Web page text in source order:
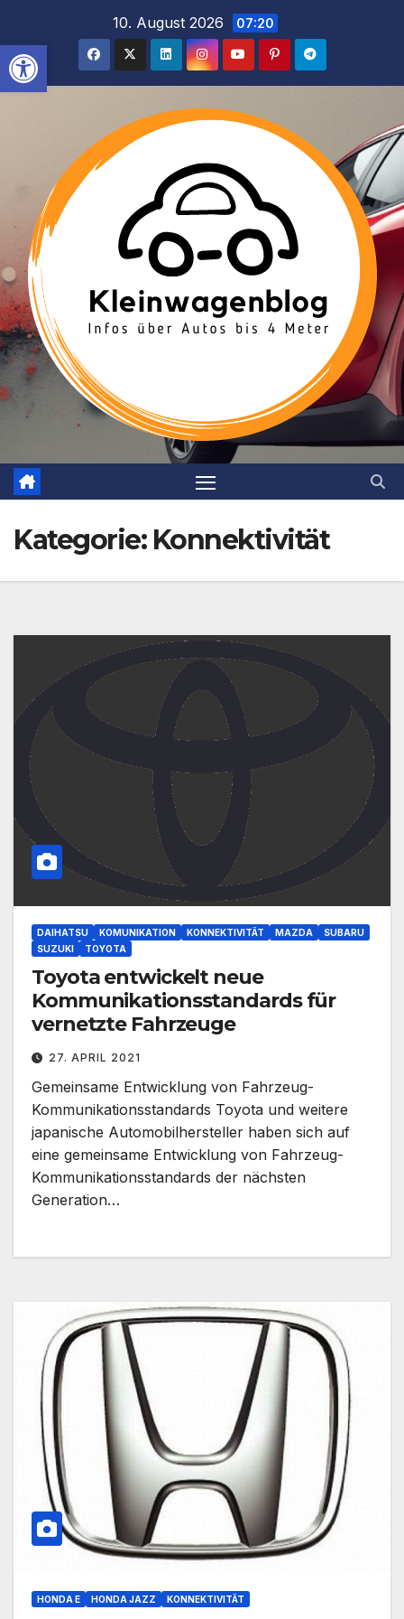
Werkzeugleiste öffnen
springen
10. August 2026 07:20
Kategorie: Konnektivität
DAIHATSU KOMUNIKATION KONNEKTIVITÄT MAZDA
SUBARU
SUZUKI
TOYOTA
Toyota entwickelt neue
Kommunikationsstandards für
vernetzte Fahrzeuge
27. APRIL 2021
Gemeinsame Entwicklung von Fahrzeug-
Kommunikationsstandards Toyota und weitere
japanische Automobilhersteller haben sich auf
eine gemeinsame Entwicklung von Fahrzeug-
Kommunikationsstandards der nächsten
Generation…
HONDA E HONDA JAZZ KONNEKTIVITÄT